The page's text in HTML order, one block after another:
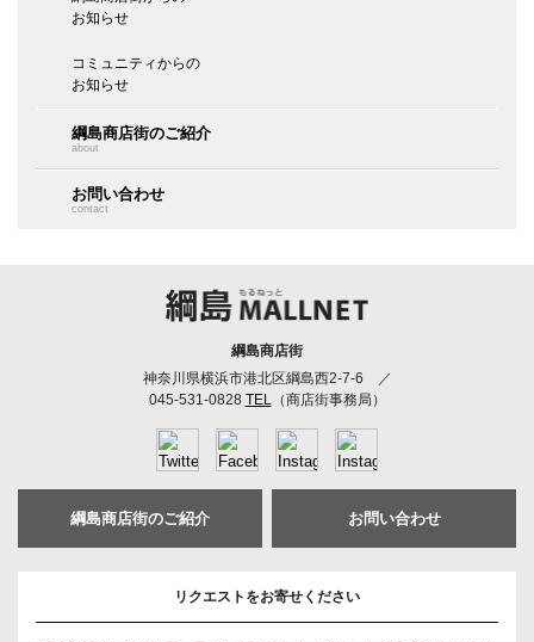
お知らせ
コミュニティからの
お知らせ
綱島商店街のご紹介
about
お問い合わせ
contact
綱島商店街
神奈川県横浜市港北区綱島西2-7-6
／
045-531-0828 TEL（商店街事務局）
綱島商店街のご紹介 お問い合わせ
リクエストをお寄せください